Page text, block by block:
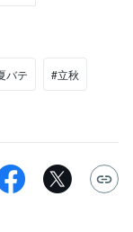
バテ #立秋